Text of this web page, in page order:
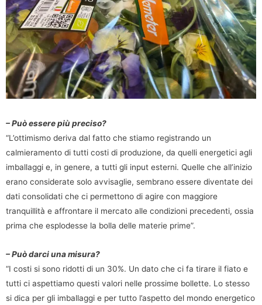
– Può essere più preciso?
“L’ottimismo deriva dal fatto che stiamo registrando un
calmieramento di tutti costi di produzione, da quelli energetici agli
imballaggi e, in genere, a tutti gli input esterni. Quelle che all’inizio
erano considerate solo avvisaglie, sembrano essere diventate dei
dati consolidati che ci permettono di agire con maggiore
tranquillità e affrontare il mercato alle condizioni precedenti, ossia
prima che esplodesse la bolla delle materie prime”.
– Può darci una misura?
“I costi si sono ridotti di un 30%. Un dato che ci fa tirare il fiato e
tutti ci aspettiamo questi valori nelle prossime bollette. Lo stesso
si dica per gli imballaggi e per tutto l’aspetto del mondo energetico